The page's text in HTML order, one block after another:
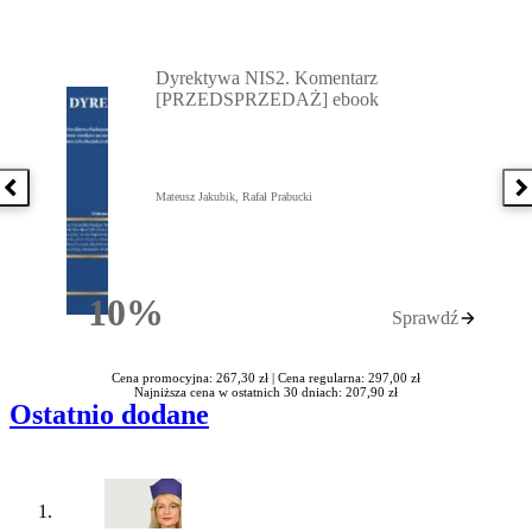
Poprzednia książka
10%Rabatu
Dyrektywa NIS2. Komentarz
[PRZEDSPRZEDAŻ] ebook
Mateusz Jakubik, Rafał Prabucki
Sprawdź
Cena promocyjna: 267,30 zł | Cena regularna: 297,00 zł
Najniższa cena w ostatnich 30 dniach: 207,90 zł
Ostatnio dodane